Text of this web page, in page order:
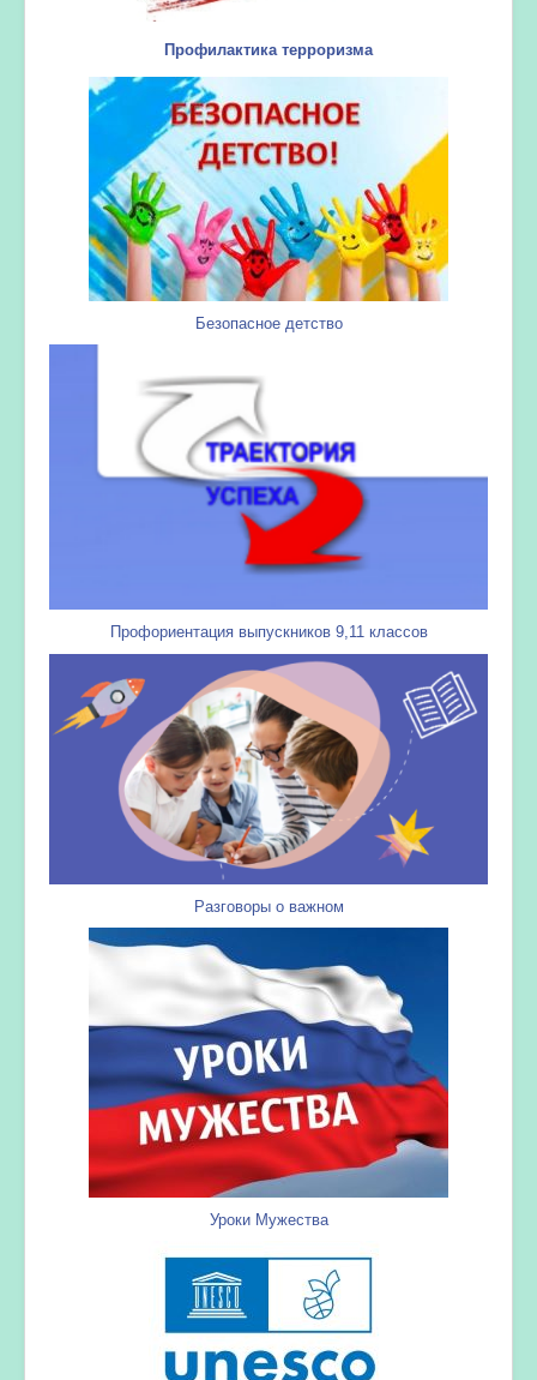
Профилактика терроризма
Безопасное детство
Профориентация выпускников 9,11 классов
Разговоры о важном
Уроки Мужества